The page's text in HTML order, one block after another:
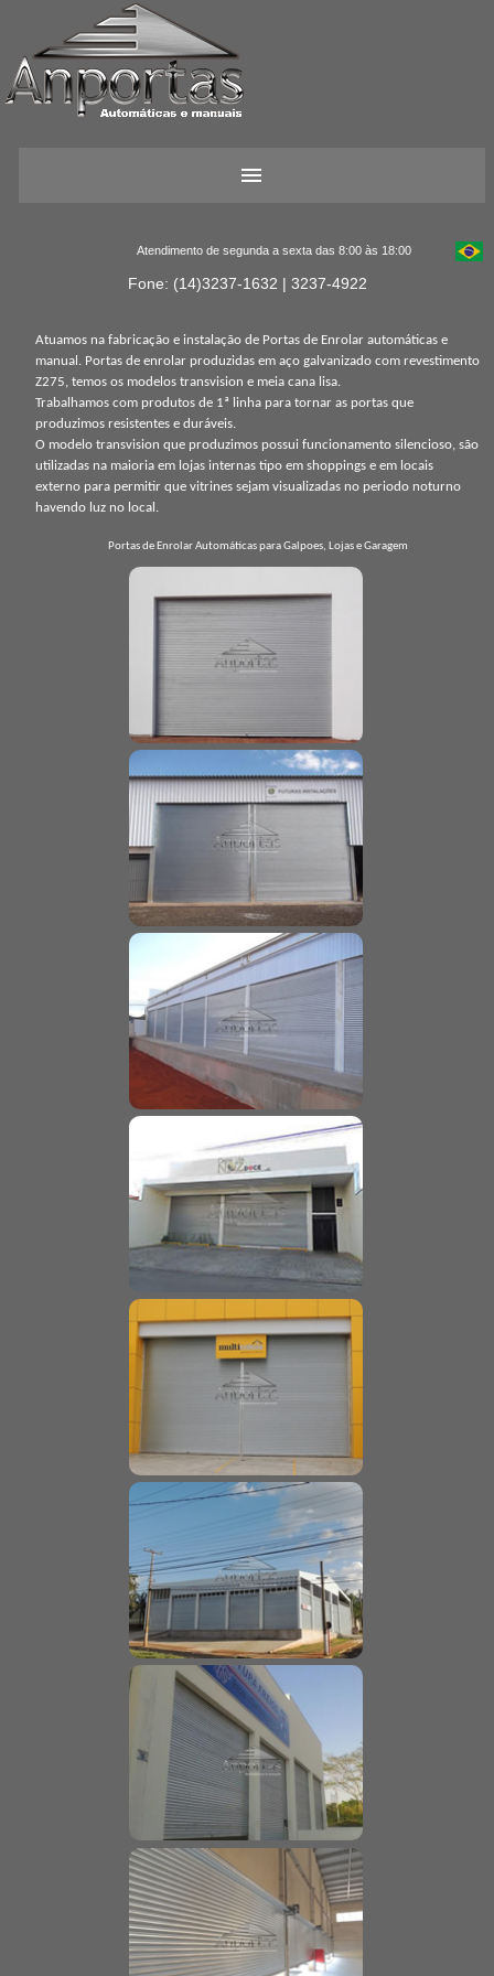
Atendimento de segunda a sexta das 8:00 às 18:00
Fone: (14)3237-1632 | 3237-4922
Atuamos na fabricação e instalação de Portas de Enrolar automáticas e
manual. Portas de enrolar produzidas em aço galvanizado com revestimento
Z275, temos os modelos transvision e meia cana lisa.
Trabalhamos com produtos de 1ª linha para tornar as portas que
produzimos resistentes e duráveis.
O modelo transvision que produzimos possui funcionamento silencioso, são
utilizadas na maioria em lojas internas tipo em shoppings e em locais
externo para permitir que vitrines sejam visualizadas no periodo noturno
havendo luz no local.
Portas de Enrolar Automáticas para Galpoes, Lojas e Garagem